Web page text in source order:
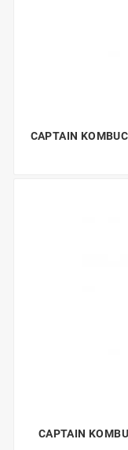
CAPTAIN
CAPTAIN